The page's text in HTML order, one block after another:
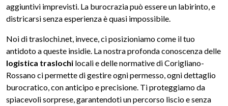
aggiuntivi imprevisti. La burocrazia può essere un labirinto, e
districarsi senza esperienza è quasi impossibile.
Noi di traslochi.net, invece, ci posizioniamo come il tuo
antidoto a queste insidie. La nostra profonda conoscenza delle
logistica traslochi locali e delle normative di Corigliano-
Rossano ci permette di gestire ogni permesso, ogni dettaglio
burocratico, con anticipo e precisione. Ti proteggiamo da
spiacevoli sorprese, garantendoti un percorso liscio e senza